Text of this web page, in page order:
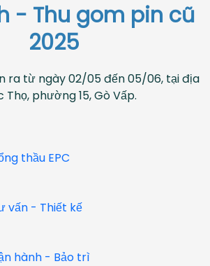
- Thu gom pin cũ
2025
ra từ ngày 02/05 đến 05/06, tại địa
phường 15, Gò Vấp.
thầu EPC
vấn - Thiết kế
hành - Bảo trì